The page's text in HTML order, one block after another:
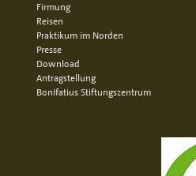
Firmung
Reisen
Praktikum im Norden
Presse
Download
Antragstellung
Bonifatius Stiftungszentrum